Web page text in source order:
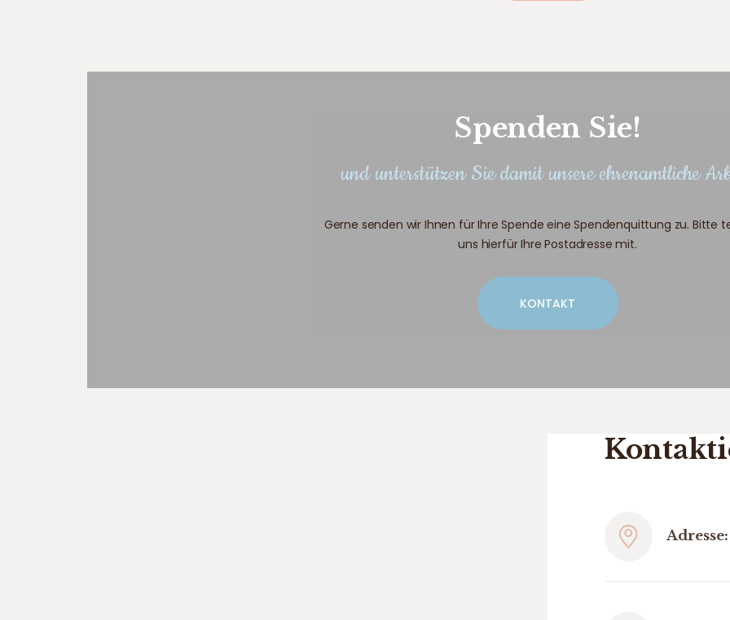
Spenden Sie!
und unterstützen Sie damit unsere ehrenamtliche
Gerne senden wir Ihnen für Ihre Spende eine Spendenquittung zu. Bitte
uns hierfür Ihre Postadresse mit.
KONTAKT
Adresse: